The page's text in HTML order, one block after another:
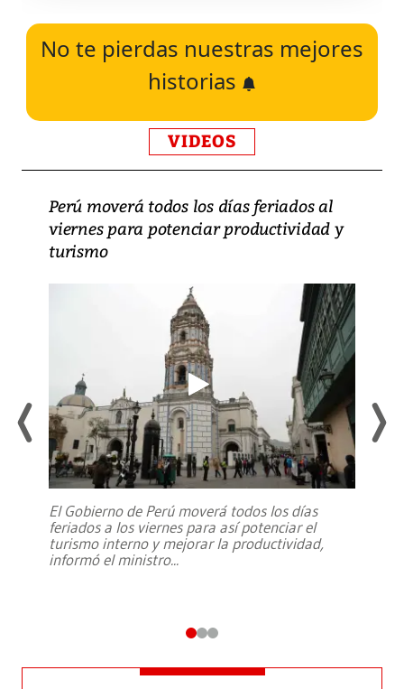
No te pierdas nuestras mejores
historias
VIDEOS
Perú moverá todos los días feriados al
viernes para potenciar productividad y
turismo
El Gobierno de Perú moverá todos los días
feriados a los viernes para así potenciar el
turismo interno y mejorar la productividad,
informó el ministro...